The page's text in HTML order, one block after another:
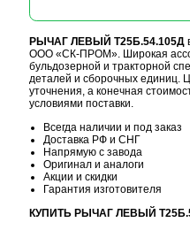
РЫЧАГ ЛЕВЫЙ Т25Б.54.105Д
ООО «СК-ПРОМ». Широкая
бульдозерной и тракторной
деталей и сборочных единиц.
уточнения, а конечная
условиями поставки.
Всегда наличии и под заказ
Доставка РФ и СНГ
Напрямую с завода
Оригинал и аналоги
Акции и скидки
Гарантия изготовителя
КУПИТЬ РЫЧАГ ЛЕВЫЙ